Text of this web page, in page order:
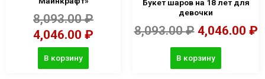
8,093.00₽
4,046.00 ₽
В корзину
Букет шаров на 18 лет для
девочки
8,093.00₽ 4,046.00 ₽
В корзину